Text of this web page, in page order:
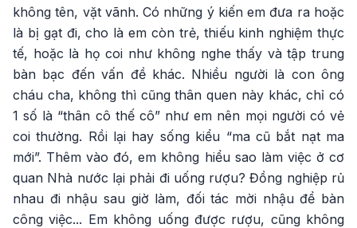
không tên, vặt vãnh. Có những ý kiến em đưa ra hoặc
là bị gạt đi, cho là em còn trẻ, thiếu kinh nghiệm thực
tế, hoặc là họ coi như không nghe thấy và tập trung
bàn bạc đến vấn đề khác. Nhiều người là con ông
cháu cha, không thì cũng thân quen này khác, chỉ có
1 số là “thân cô thế cô” như em nên mọi người có vẻ
coi thường. Rồi lại hay sống kiểu “ma cũ bắt nạt ma
mới”. Thêm vào đó, em không hiểu sao làm việc ở cơ
quan Nhà nước lại phải đi uống rượu? Đồng nghiệp rủ
nhau đi nhậu sau giờ làm, đối tác mời nhậu để bàn
công việc... Em không uống được rượu, cũng không